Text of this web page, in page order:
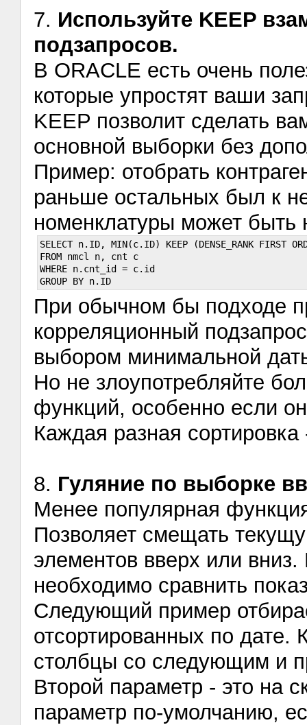
7. Используйте KEEP
подзапросов.
В ORACLE есть очень
которые упростят ваши
KEEP позволит сделать
основной выборки без
Пример: отобрать
раньше остальных был к
номенклатуры может быть
SELECT n.ID, MIN(c.ID) KEEP (DENSE_RANK FIRST
FROM nmcl n, cnt c
WHERE n.cnt_id = c.id
При обычном бы подходе
корреляционный
выбором минимальной
Но не злоупотребляйте
функций, особенно если
Каждая разная
8. Гуляние по выборке
Менее популярная
Позволяет смещать
элементов вверх или
необходимо сравнить
Следующий пример
отсортированных по дате.
столбцы со следующим и
Второй параметр - это на
параметр по-умолчанию,